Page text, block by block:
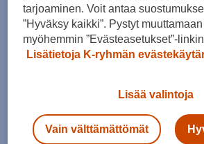
tarjoaminen. Voit antaa
”Hyväksy kaikki”. Pystyt
myöhemmin ”Evästeasetukset”-
Lisätietoja K-ryhmän
Lisää valintoja
Vain välttämättömät